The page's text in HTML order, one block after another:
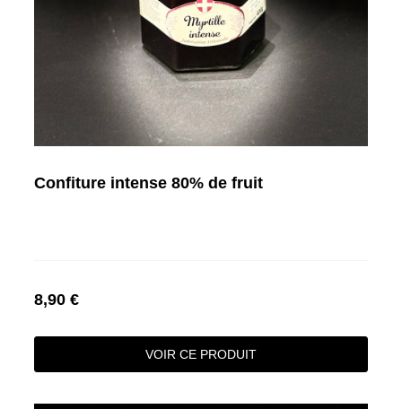
Confiture intense 80% de fruit
8,90 €
VOIR CE PRODUIT